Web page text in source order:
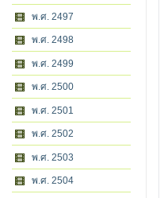
พ.ศ. 2497
พ.ศ. 2498
พ.ศ. 2499
พ.ศ. 2500
พ.ศ. 2501
พ.ศ. 2502
พ.ศ. 2503
พ.ศ. 2504